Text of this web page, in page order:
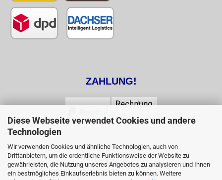
Diese Webseite verwendet Cookies und andere
Technologien
Wir verwenden Cookies und ähnliche Technologien, auch von
Drittanbietern, um die ordentliche Funktionsweise der Website zu
gewährleisten, die Nutzung unseres Angebotes zu analysieren und Ihnen
ein bestmögliches Einkaufserlebnis bieten zu können. Weitere
ZAHLUNG!